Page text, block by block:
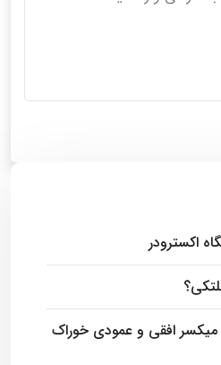
اکسترودر
افقی و عمودی خوراک